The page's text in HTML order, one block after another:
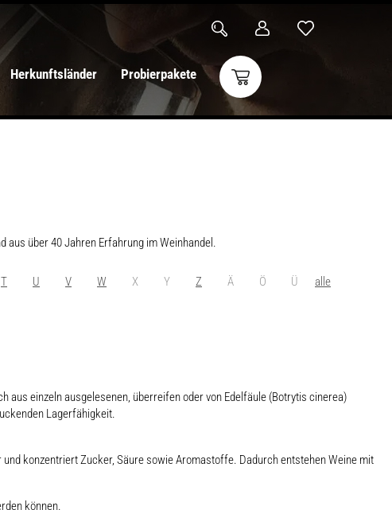
Herkunftsländer Probierpakete
aus über 40 Jahren Erfahrung im Weinhandel.
T U V W X Y Z Ä Ö Ü alle
einzeln ausgelesenen, überreifen oder von Edelfäule (Botrytis cinerea)
Lagerfähigkeit.
konzentriert Zucker, Säure sowie Aromastoffe. Dadurch entstehen Weine mit
können.